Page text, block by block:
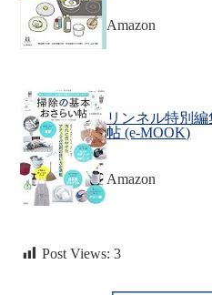
Amazon
リンネル特別
帖 (e-MOOK)
Amazon
Post Views: 3